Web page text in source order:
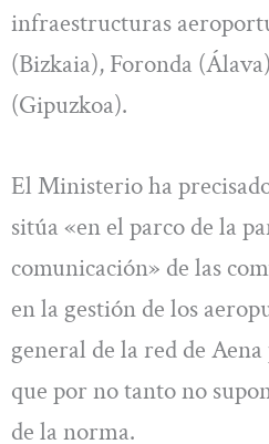
infraestructuras
(Bizkaia), Foronda
(Gipuzkoa).
El Ministerio ha
sitúa «en el parco de la
comunicación» de las
en la gestión de los
general de la red de
que por no tanto no
de la norma.